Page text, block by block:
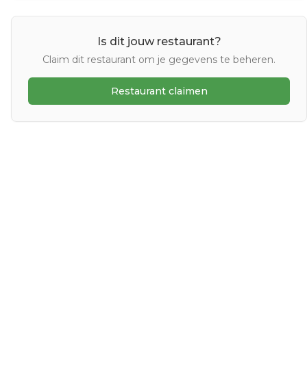
Is dit jouw restaurant?
Claim dit restaurant om je gegevens te beheren.
Restaurant claimen